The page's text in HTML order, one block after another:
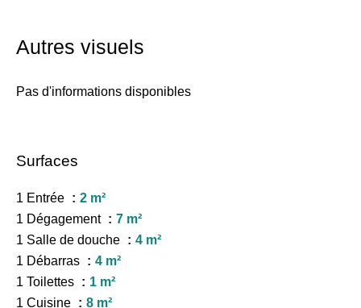
Autres visuels
Pas d'informations disponibles
Surfaces
1 Entrée
2 m²
1 Dégagement
7 m²
1 Salle de douche
4 m²
1 Débarras
4 m²
1 Toilettes
1 m²
1 Cuisine
8 m²